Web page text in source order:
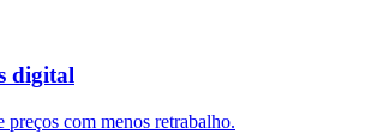
digital
com menos retrabalho.